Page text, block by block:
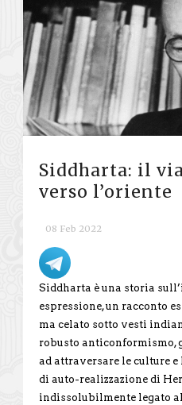
Siddharta: il
verso l’oriente
08 Feb 2022
Siddharta è una storia
espressione, un racconto
ma celato sotto vesti
robusto anticonformismo,
ad attraversare le culture
di auto-realizzazione di
indissolubilmente legato